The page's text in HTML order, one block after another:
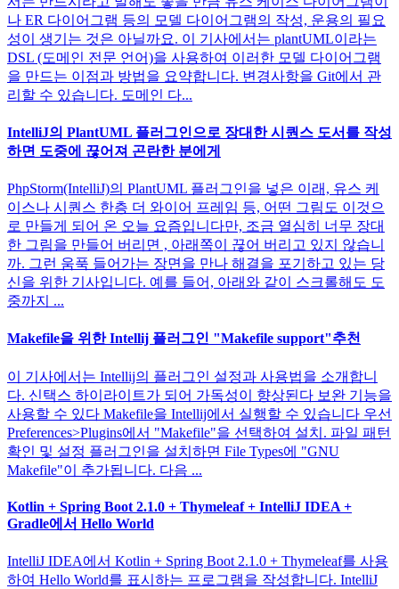
나 ER 다이어그램 등의 모델 다이어그램의 작성, 운용의 필요
성이 생기는 것은 아닐까요. 이 기사에서는 plantUML이라는
DSL (도메인 전문 언어)을 사용하여 이러한 모델 다이어그램
을 만드는 이점과 방법을 요약합니다. 변경사항을 Git에서 관
리할 수 있습니다. 도메인 다...
IntelliJ의 PlantUML 플러그인으로 장대한 시퀀스 도서를 작성
하면 도중에 끊어져 곤란한 분에게
PhpStorm(IntelliJ)의 PlantUML 플러그인을 넣은 이래, 유스 케
이스나 시퀀스 한층 더 와이어 프레임 등, 어떤 그림도 이것으
로 만들게 되어 온 오늘 요즘입니다만, 조금 열심히 너무 장대
한 그림을 만들어 버리면 , 아래쪽이 끊어 버리고 있지 않습니
까. 그런 움푹 들어가는 장면을 만나 해결을 포기하고 있는 당
신을 위한 기사입니다. 예를 들어, 아래와 같이 스크롤해도 도
중까지 ...
Makefile을 위한 Intellij 플러그인 "Makefile support"추천
이 기사에서는 Intellij의 플러그인 설정과 사용법을 소개합니
다. 신택스 하이라이트가 되어 가독성이 향상된다 보완 기능을
사용할 수 있다 Makefile을 Intellij에서 실행할 수 있습니다 우선
Preferences>Plugins에서 "Makefile"을 선택하여 설치. 파일 패턴
확인 및 설정 플러그인을 설치하면 File Types에 "GNU
Makefile"이 추가됩니다. 다음 ...
Kotlin + Spring Boot 2.1.0 + Thymeleaf + IntelliJ IDEA +
Gradle에서 Hello World
IntelliJ IDEA에서 Kotlin + Spring Boot 2.1.0 + Thymeleaf를 사용
하여 Hello World를 표시하는 프로그램을 작성합니다. IntelliJ